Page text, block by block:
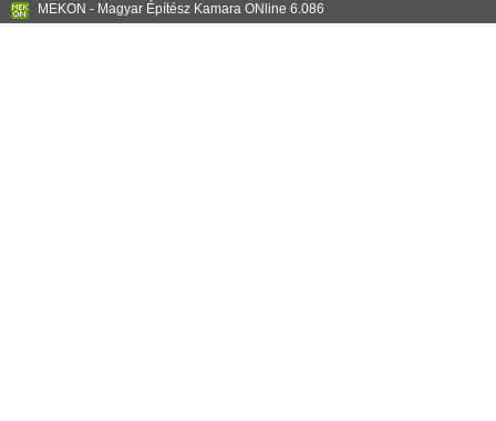
MEKON - Magyar Építész Kamara ONline 6.086